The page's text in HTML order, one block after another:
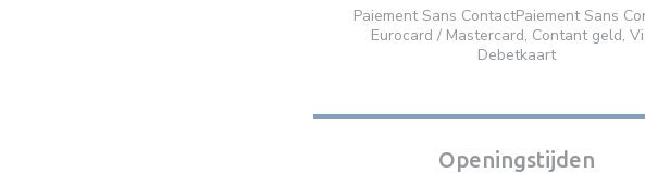
Paiement Sans ContactPaiement Sans
Eurocard / Mastercard, Contant geld,
Debetkaart
Openingstijden